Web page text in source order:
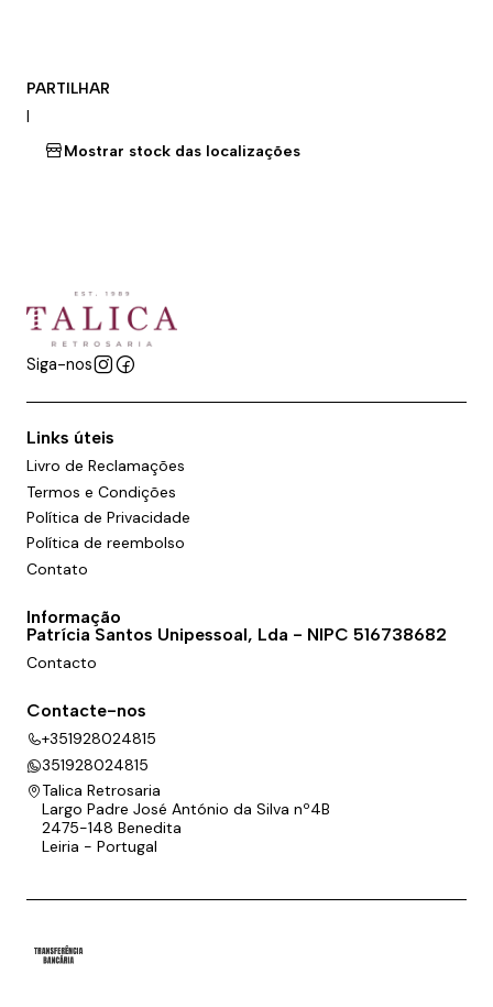
PARTILHAR
|
Mostrar stock das localizações
Siga-nos
Links úteis
Livro de Reclamações
Termos e Condições
Política de Privacidade
Política de reembolso
Contato
Informação
Patrícia Santos Unipessoal, Lda - NIPC 516738682
Contacto
Contacte-nos
+351928024815
351928024815
Talica Retrosaria
Largo Padre José António da Silva nº4B
2475-148 Benedita
Leiria - Portugal